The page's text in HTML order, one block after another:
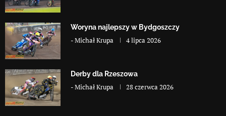
Woryna najlepszy w Bydgoszczy
-Michał Krupa 4 lipca 2026
Derby dla Rzeszowa
-Michał Krupa 28 czerwca 2026